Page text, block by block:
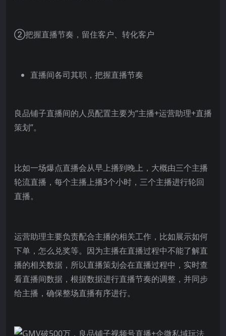
②把握直播节奏，留住客户、转化客户
直播间各司其职，把握直播节奏
良品铺子直播间的人员配置主要为“主播+运营助理+直播
策划”。
比如一场爆点直播会从早上播到晚上，大概由三个主播
轮流直播，每个主播上播3个小时，三个主播进行轮回
直播。
运营助理主要负责配合主播的相关工作，比如展示如何
下单，怎么兑奖等。因为主播在直播过程中不能了解直
播的相关数据，所以直播策划会在直播过程中，实时查
看直播间数据，根据数据进行直播节奏的调整，并同步
给主播，确保整场直播有序进行。